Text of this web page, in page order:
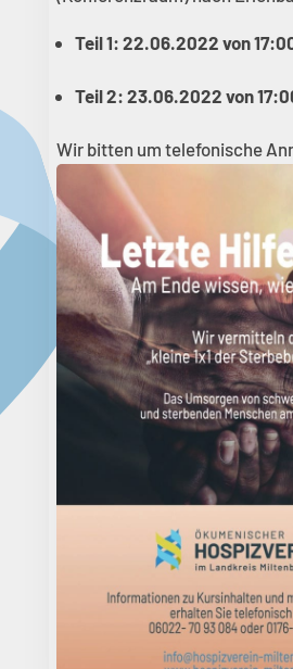
Teil 1: 22.06.2022 von
Teil 2: 23.06.2022 von
Wir bitten um telefonische